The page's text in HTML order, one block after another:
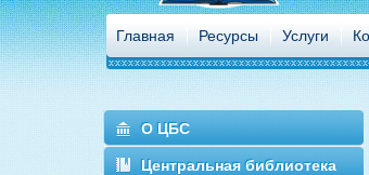
Главная Ресурсы Услуги
О ЦБС
Центральная библиотека